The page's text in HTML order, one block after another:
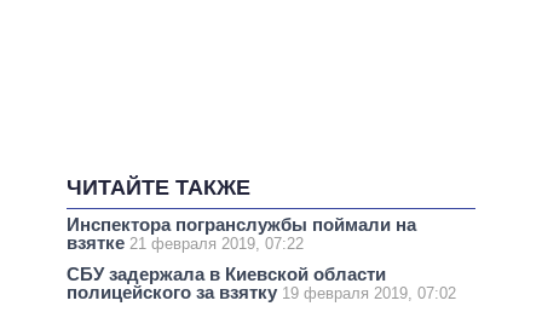
ЧИТАЙТЕ ТАКЖЕ
Инспектора погранслужбы поймали на
взятке 21 февраля 2019, 07:22
СБУ задержала в Киевской области
полицейского за взятку 19 февраля 2019, 07:02